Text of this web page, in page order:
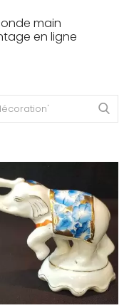
main
en ligne